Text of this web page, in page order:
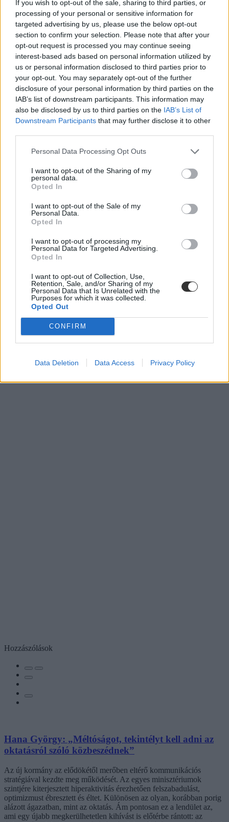
If you wish to opt-out of the sale, sharing to third parties, or
processing of your personal or sensitive information for
targeted advertising by us, please use the below opt-out
section to confirm your selection. Please note that after your
opt-out request is processed you may continue seeing
interest-based ads based on personal information utilized by
us or personal information disclosed to third parties prior to
your opt-out. You may separately opt-out of the further
disclosure of your personal information by third parties on the
IAB’s list of downstream participants. This information may
also be disclosed by us to third parties on the IAB’s List of
Downstream Participants that may further disclose it to other
Personal Data Processing Opt Outs
I want to opt-out of the Sharing of my
personal data.
Opted In
I want to opt-out of the Sale of my
Personal Data.
Opted In
I want to opt-out of processing my
Personal Data for Targeted Advertising.
Opted In
I want to opt-out of Collection, Use,
Retention, Sale, and/or Sharing of my
Personal Data that Is Unrelated with the
Purposes for which it was collected.
Opted Out
CONFIRM
Data Deletion Data Access Privacy Policy
válság
tipp
NetHangulat index
Hozzászólások
Hana György: „Méltóságot, tekintélyt kell adni az
oktatásról szóló közbeszédnek”
Az új kormány az elődökétől merőben eltérő kommunikációs
stratégiával kezdte meg működését. Az egyes minisztériumok
szintjére kiterjesztett hiperaktivitás érezhetően felszabadulást,
optimizmust ébresztett és éltet. Különösen az olyan, korábban porig
alázott ágazatban, mint az oktatás. Ám pontosan ez a lendület az,
ami egy újabb megkerülhetetlen kihívást is előtérbe rántott: az